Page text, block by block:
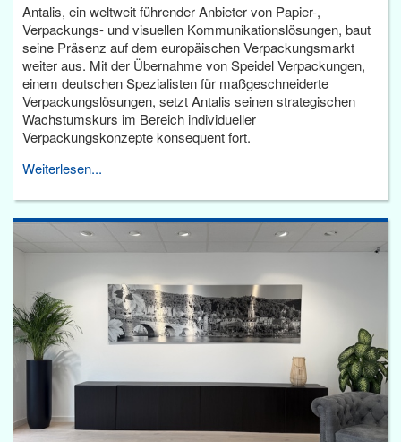
Antalis, ein weltweit führender Anbieter von Papier-,
Verpackungs- und visuellen Kommunikationslösungen, baut
seine Präsenz auf dem europäischen Verpackungsmarkt
weiter aus. Mit der Übernahme von Speidel Verpackungen,
einem deutschen Spezialisten für maßgeschneiderte
Verpackungslösungen, setzt Antalis seinen strategischen
Wachstumskurs im Bereich individueller
Verpackungskonzepte konsequent fort.
Weiterlesen...